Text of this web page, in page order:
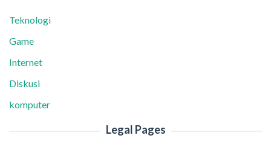
Teknologi
Game
Internet
Diskusi
komputer
Legal Pages